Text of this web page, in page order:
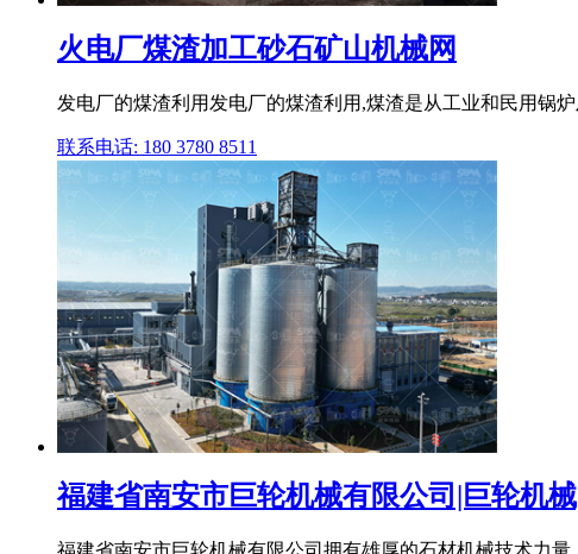
火电厂煤渣加工砂石矿山机械网
发电厂的煤渣利用发电厂的煤渣利用,煤渣是从工业和民用锅
联系电话: 180 3780 8511
福建省南安市巨轮机械有限公司|巨轮机
福建省南安市巨轮机械有限公司拥有雄厚的石材机械技术力